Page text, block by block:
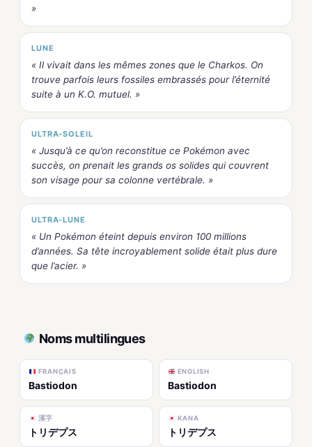
»
LUNE
« Il vivait dans les mêmes zones que le Charkos. On
trouve parfois leurs fossiles embrassés pour l’éternité
suite à un K.O. mutuel. »
ULTRA-SOLEIL
« Jusqu’à ce qu’on reconstitue ce Pokémon avec
succès, on prenait les grands os solides qui couvrent
son visage pour sa colonne vertébrale. »
ULTRA-LUNE
« Un Pokémon éteint depuis environ 100 millions
d’années. Sa tête incroyablement solide était plus dure
que l’acier. »
Noms multilingues
FRANÇAIS
Bastiodon
ENGLISH
Bastiodon
漢字
トリデプス
KANA
トリデプス